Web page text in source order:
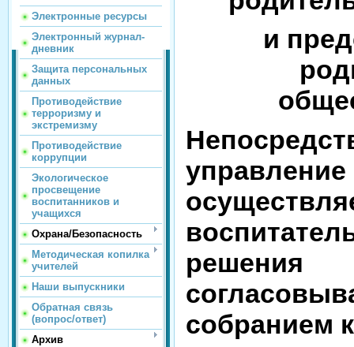
Электронные ресурсы
Электронный журнал-
дневник
Защита персональных
данных
Противодействие
терроризму и
экстремизму
Противодействие
коррупции
Экологическое
просвещение
воспитанников и
учащихся
Охрана/Безопасность
Методическая копилка
учителей
Наши выпускники
Обратная связь
(вопрос/ответ)
Архив
и
решения
собранием